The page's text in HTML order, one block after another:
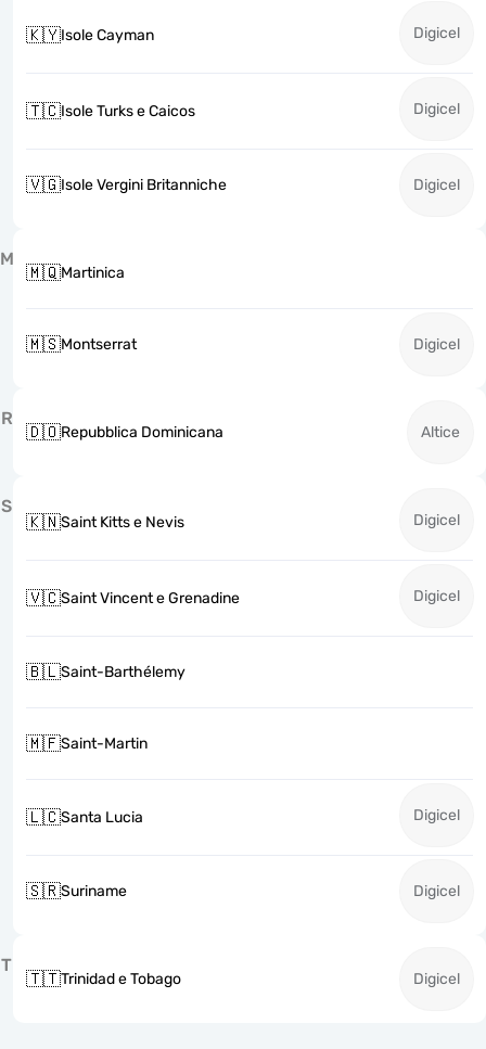
🇰🇾Isole Cayman Digicel
🇹🇨Isole Turks e Caicos Digicel
🇻🇬Isole Vergini Britanniche Digicel
M
🇲🇶Martinica
🇲🇸Montserrat Digicel
R
🇩🇴Repubblica Dominicana Altice
S
🇰🇳Saint Kitts e Nevis Digicel
🇻🇨Saint Vincent e Grenadine Digicel
🇧🇱Saint-Barthélemy
🇲🇫Saint-Martin
🇱🇨Santa Lucia Digicel
🇸🇷Suriname Digicel
T
🇹🇹Trinidad e Tobago Digicel